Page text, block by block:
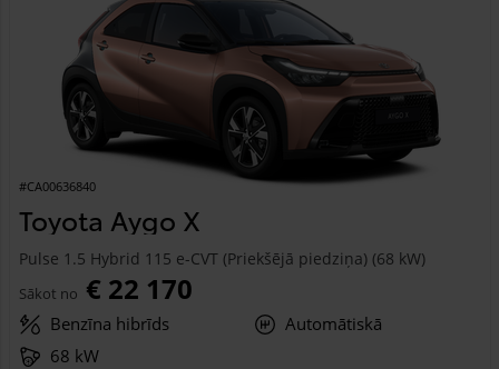
#CA00636840
Toyota Aygo X
Pulse 1.5 Hybrid 115 e-CVT (Priekšējā piedziņa) (68 kW)
Sākot no € 22 170
Benzīna hibrīds
Automātiskā
68 kW